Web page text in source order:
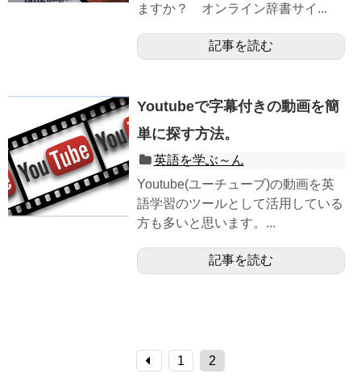
ますか？ オンライン辞書サイ...
記事を読む
Youtubeで字幕付きの動画を簡
単に探す方法。
英語を学ぶ～ん
Youtube(ユーチューブ)の動画を英
語学習のツールとして活用している
方も多いと思います。...
記事を読む
1 2